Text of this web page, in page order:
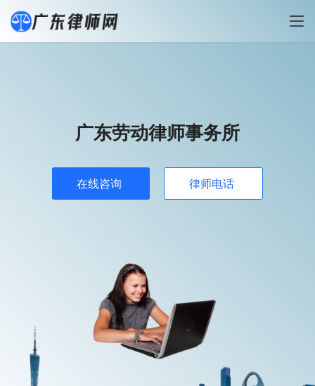
广东劳动律师事务所
在线咨询 律师电话